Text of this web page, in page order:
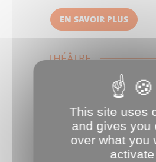
EN SAVOIR PLUS
THÉÂTRE
This site uses
and gives you
over what you
activate